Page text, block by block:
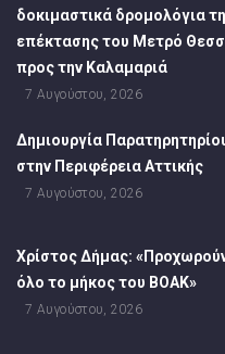
δοκιμαστικά δρομολόγια
επέκτασης του Μετρό
προς την Καλαμαριά
7 Αυγούστου, 2026
Δημιουργία
στην Περιφέρεια Αττικής
7 Αυγούστου, 2026
Χρίστος Δήμας:
όλο το μήκος του ΒΟΑΚ»
7 Αυγούστου, 2026